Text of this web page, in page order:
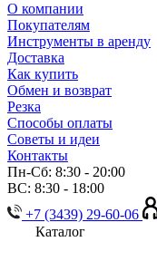
О компании
Покупателям
Инструменты в аренду
Доставка
Как купить
Обмен и возврат
Резка
Способы оплаты
Советы и идеи
Контакты
Пн-Сб: 8:30 - 20:00
ВС: 8:30 - 18:00
+7 (3439) 29-60-06
Каталог